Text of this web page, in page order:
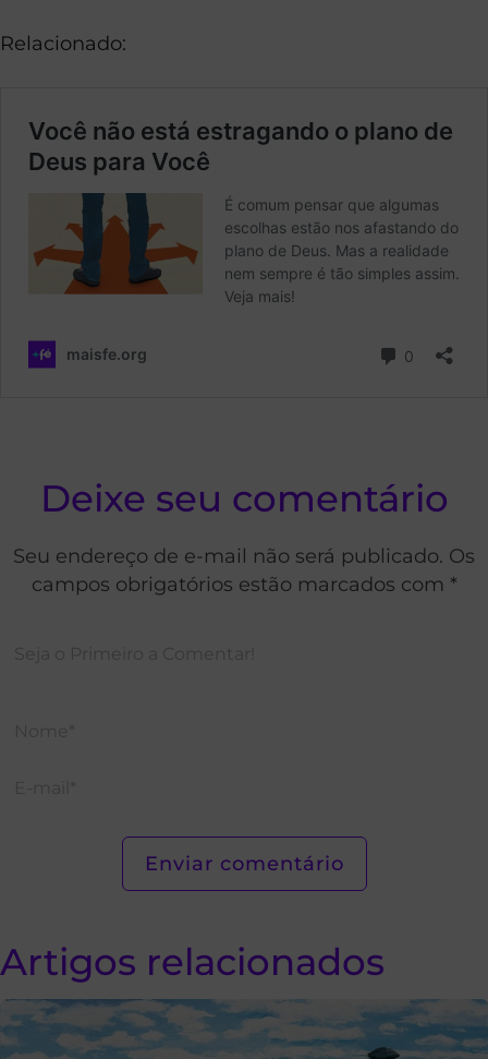
Relacionado:
Deixe seu comentário
Seu endereço de e-mail não será publicado. Os
campos obrigatórios estão marcados com *
Artigos relacionados